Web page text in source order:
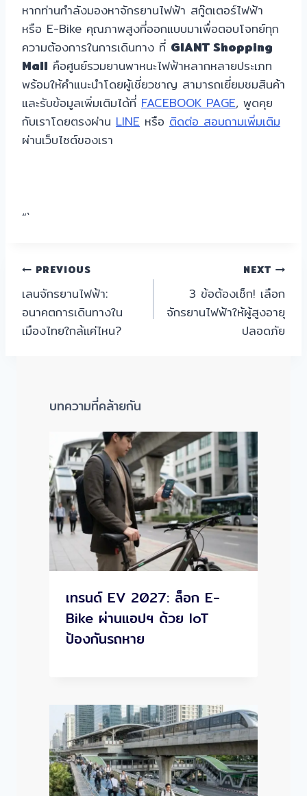
หากท่านกำลังมองหาจักรยานไฟฟ้า สกู๊ตเตอร์ไฟฟ้า
หรือ E-Bike คุณภาพสูงที่ออกแบบมาเพื่อตอบโจทย์ทุก
ความต้องการในการเดินทาง ที่ GIANT Shopping
Mall คือศูนย์รวมยานพาหนะไฟฟ้าหลากหลายประเภท
พร้อมให้คำแนะนำโดยผู้เชี่ยวชาญ สามารถเยี่ยมชมสินค้า
และรับข้อมูลเพิ่มเติมได้ที่ FACEBOOK PAGE, พูดคุย
กับเราโดยตรงผ่าน LINE หรือ ติดต่อ สอบถามเพิ่มเติม
ผ่านเว็บไซต์ของเรา
“`
แนะแนว
เรื่อง
PREVIOUS
เลนจักรยานไฟฟ้า:
อนาคตการเดินทางใน
เมืองไทยใกล้แค่ไหน?
NEXT
3 ข้อต้องเช็ก! เลือก
จักรยานไฟฟ้าให้ผู้สูงอายุ
ปลอดภัย
บทความที่คล้ายกัน
เทรนด์ EV 2027: ล็อก E-
Bike ผ่านแอปฯ ด้วย IoT
ป้องกันรถหาย